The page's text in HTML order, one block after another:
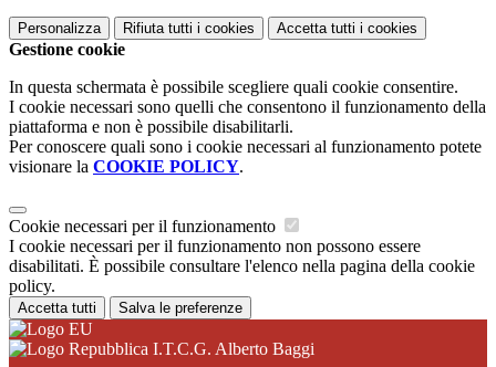
Personalizza Rifiuta tutti i cookies Accetta tutti i cookies
Gestione cookie
In questa schermata è possibile scegliere quali cookie consentire.
I cookie necessari sono quelli che consentono il funzionamento della
piattaforma e non è possibile disabilitarli.
Per conoscere quali sono i cookie necessari al funzionamento potete
visionare la COOKIE POLICY.
Cookie necessari per il funzionamento
I cookie necessari per il funzionamento non possono essere
disabilitati. È possibile consultare l'elenco nella pagina della cookie
policy.
Accetta tutti Salva le preferenze
I.T.C.G. Alberto Baggi